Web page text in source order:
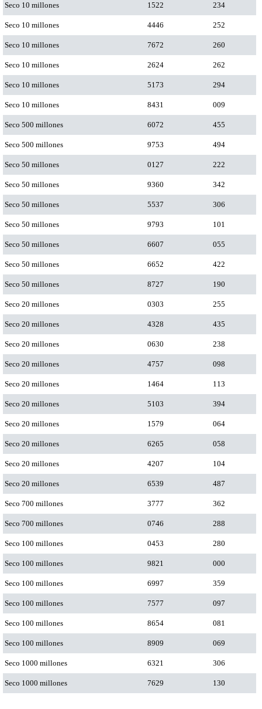
Seco 10 millones 1522 234
Seco 10 millones 4446 252
Seco 10 millones 7672 260
Seco 10 millones 2624 262
Seco 10 millones 5173 294
Seco 10 millones 8431 009
Seco 500 millones 6072 455
Seco 500 millones 9753 494
Seco 50 millones 0127 222
Seco 50 millones 9360 342
Seco 50 millones 5537 306
Seco 50 millones 9793 101
Seco 50 millones 6607 055
Seco 50 millones 6652 422
Seco 50 millones 8727 190
Seco 20 millones 0303 255
Seco 20 millones 4328 435
Seco 20 millones 0630 238
Seco 20 millones 4757 098
Seco 20 millones 1464 113
Seco 20 millones 5103 394
Seco 20 millones 1579 064
Seco 20 millones 6265 058
Seco 20 millones 4207 104
Seco 20 millones 6539 487
Seco 700 millones 3777 362
Seco 700 millones 0746 288
Seco 100 millones 0453 280
Seco 100 millones 9821 000
Seco 100 millones 6997 359
Seco 100 millones 7577 097
Seco 100 millones 8654 081
Seco 100 millones 8909 069
Seco 1000 millones 6321 306
Seco 1000 millones 7629 130